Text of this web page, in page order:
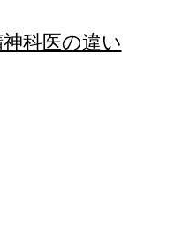
科医の違い